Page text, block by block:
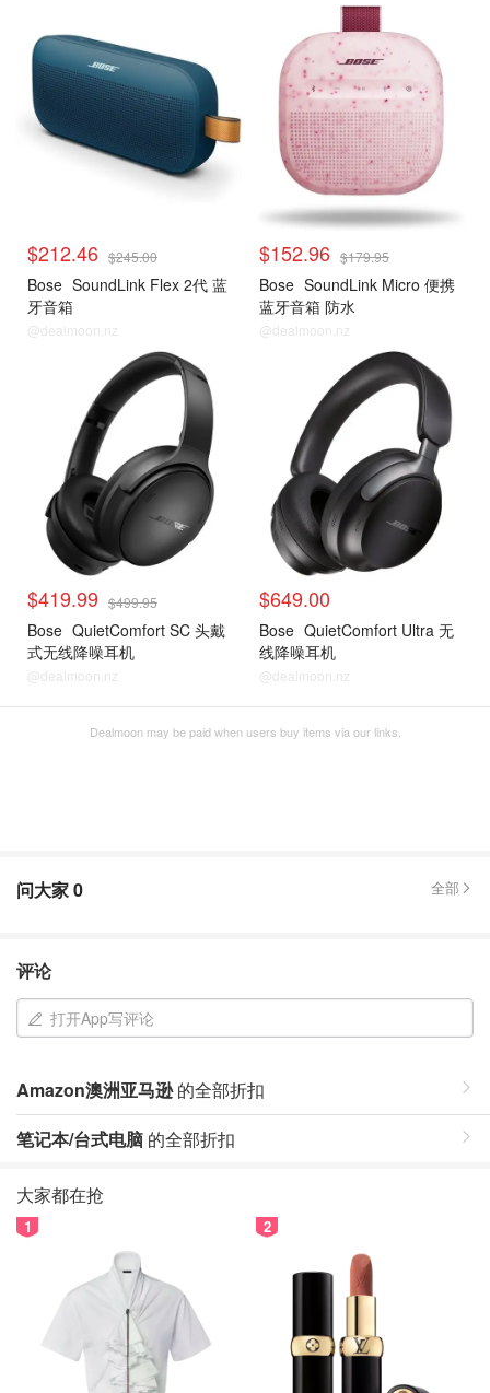
$212.46 $245.00
Bose SoundLink Flex 2代 蓝
牙音箱
@dealmoon.nz
$152.96 $179.95
Bose SoundLink Micro 便携
蓝牙音箱 防水
@dealmoon.nz
$419.99 $499.95
Bose QuietComfort SC 头戴
式无线降噪耳机
@dealmoon.nz
$649.00
Bose QuietComfort Ultra 无
线降噪耳机
@dealmoon.nz
Dealmoon may be paid when users buy items via our links.
问大家0 全部
评论
打开App写评论
Amazon澳洲亚马逊的全部折扣
笔记本/台式电脑 的全部折扣
大家都在抢
1 2